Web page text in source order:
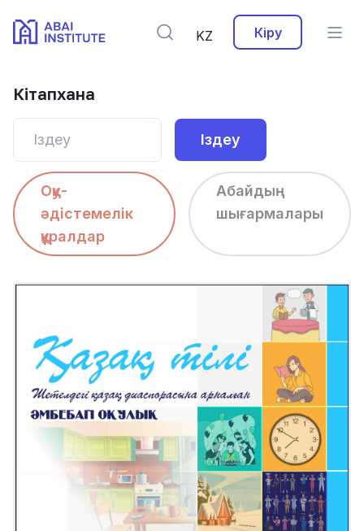
KZ Кіру
Кітапхана
Іздеу
Оқу-
әдістемелік
құралдар
Абайдың
шығармалары